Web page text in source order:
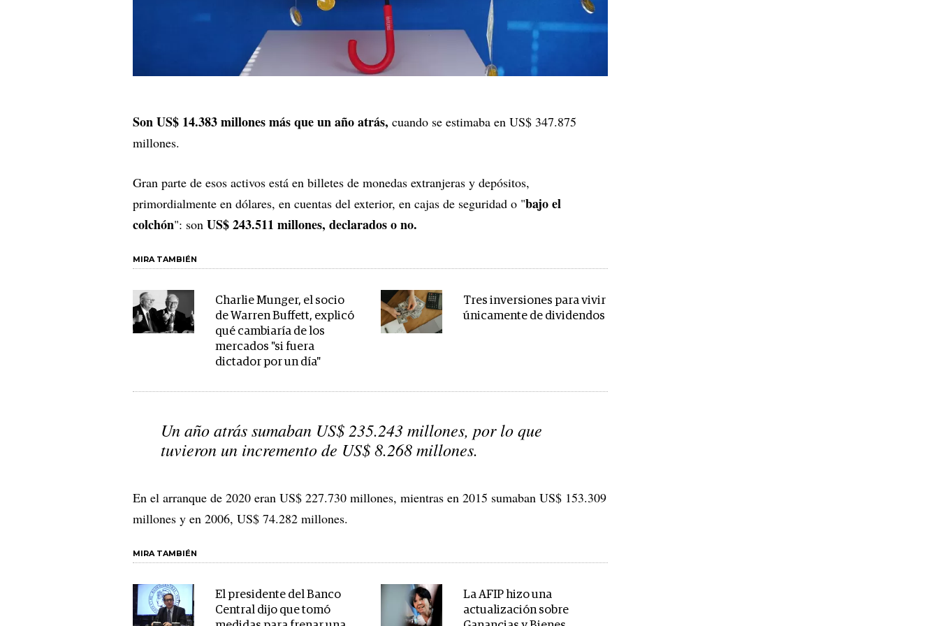
Son US$ 14.383 millones más que un año atrás, cuando se estimaba en US$ 347.875
millones.
Gran parte de esos activos está en billetes de monedas extranjeras y depósitos,
primordialmente en dólares, en cuentas del exterior, en cajas de seguridad o "bajo el
colchón": son US$ 243.511 millones, declarados o no.
MIRA TAMBIÉN
Charlie Munger, el socio
de Warren Buffett, explicó
qué cambiaría de los
mercados "si fuera
dictador por un día"
Tres inversiones para vivir
únicamente de dividendos
Un año atrás sumaban US$ 235.243 millones, por lo que
tuvieron un incremento de US$ 8.268 millones.
En el arranque de 2020 eran US$ 227.730 millones, mientras en 2015 sumaban US$ 153.309
millones y en 2006, US$ 74.282 millones.
MIRA TAMBIÉN
El presidente del Banco
Central dijo que tomó
La AFIP hizo una
actualización sobre